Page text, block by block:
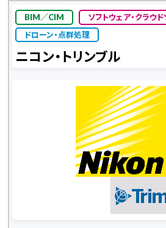
BIM／CIM
ソフトウェア・クラウ
ドローン・点群処理
ニコン・トリンブル